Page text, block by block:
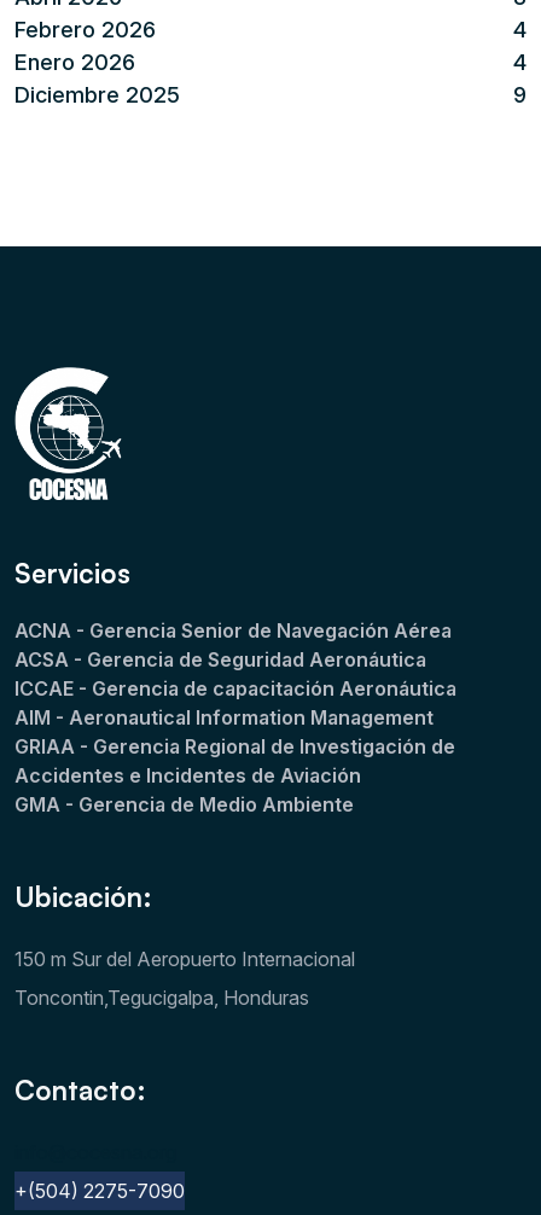
Febrero 2026
4
Enero 2026
4
Diciembre 2025
9
Servicios
ACNA - Gerencia Senior de Navegación Aérea
ACSA - Gerencia de Seguridad Aeronáutica
ICCAE - Gerencia de capacitación Aeronáutica
AIM - Aeronautical Information Management
GRIAA - Gerencia Regional de Investigación de
Accidentes e Incidentes de Aviación
GMA - Gerencia de Medio Ambiente
Ubicación:
150 m Sur del Aeropuerto Internacional
Toncontin,Tegucigalpa, Honduras
Contacto:
+(504) 2275-7090